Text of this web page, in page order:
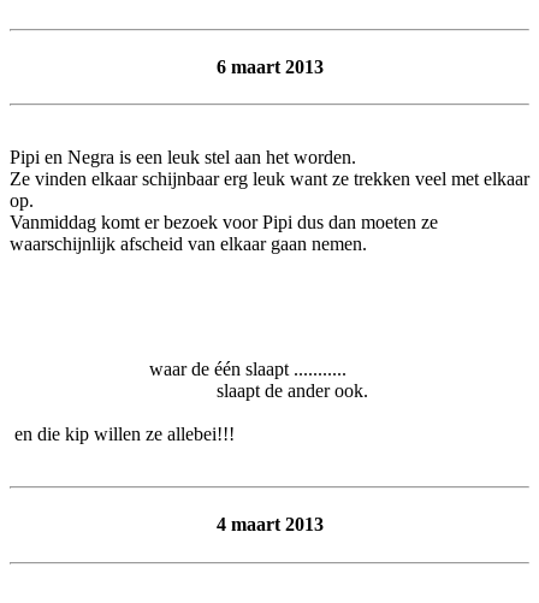
6 maart 2013
Pipi en Negra is een leuk stel aan het worden.
Ze vinden elkaar schijnbaar erg leuk want ze trekken veel met elkaar
op.
Vanmiddag komt er bezoek voor Pipi dus dan moeten ze
waarschijnlijk afscheid van elkaar gaan nemen.
waar de één slaapt ...........
slaapt de ander ook.
en die kip willen ze allebei!!!
4 maart 2013